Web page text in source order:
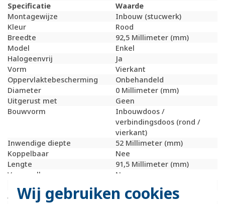
Wij gebruiken cookies
Specificatie
Waarde
Montagewijze
Inbouw (stucwerk)
Kleur
Rood
Breedte
92,5 Millimeter (mm)
Model
Enkel
Halogeenvrij
Ja
Vorm
Vierkant
Oppervlaktebescherming
Onbehandeld
Diameter
0 Millimeter (mm)
Uitgerust met
Geen
Bouwvorm
Inbouwdoos /
verbindingsdoos (rond /
vierkant)
Inwendige diepte
52 Millimeter (mm)
Koppelbaar
Nee
Lengte
91,5 Millimeter (mm)
Verzegelbaar
Nee
Materiaal
Aantal invoeren
4